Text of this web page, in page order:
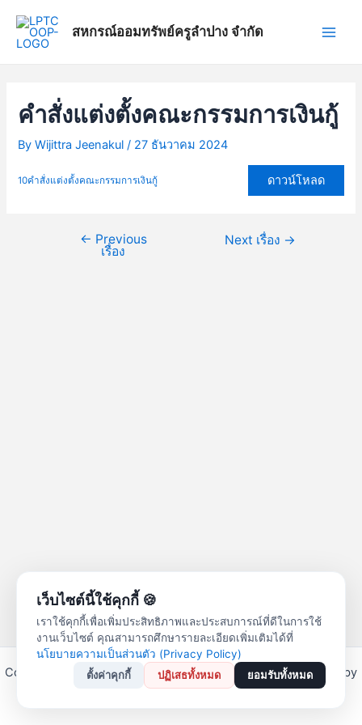
content
สหกรณ์ออมทรัพย์ครูลำปาง จำกัด
คำสั่งแต่งตั้งคณะกรรมการเงินกู้
ByWijittra Jeenakul/ 27 ธันวาคม 2024
10คำสั่งแต่งตั้งคณะกรรมการเงินกู้ ดาวน์โหลด
เรื่อง
← Previous
เรื่อง
Next เรื่อง →
Copyright © 2026 สหกรณ์ออมทรัพย์ครูลำปาง จำกัด | Powered by
Astra WordPress Theme
เว็บไซต์นี้ใช้คุกกี้ 🍪
เราใช้คุกกี้เพื่อเพิ่มประสิทธิภาพและประสบการณ์ที่ดีในการใช้
งานเว็บไซต์ คุณสามารถศึกษารายละเอียดเพิ่มเติมได้ที่
นโยบายความเป็นส่วนตัว (Privacy Policy)
ตั้งค่าคุกกี้
ปฏิเสธทั้งหมด ยอมรับทั้งหมด